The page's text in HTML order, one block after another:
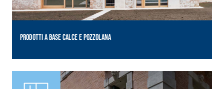
PRODOTTI A BASE CALCE E POZZOLANA